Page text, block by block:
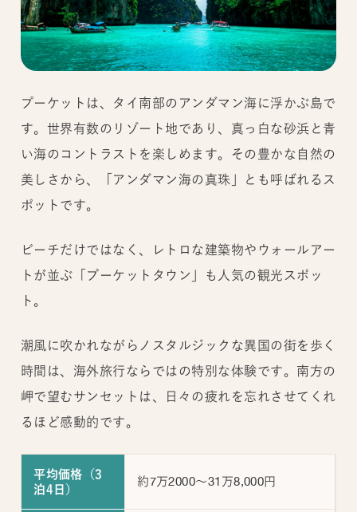
プーケットは、タイ南部のアンダマン海に浮かぶ島で
す。世界有数のリゾート地であり、真っ白な砂浜と青
い海のコントラストを楽しめます。その豊かな自然の
美しさから、「アンダマン海の真珠」とも呼ばれるス
ポットです。
ビーチだけではなく、レトロな建築物やウォールアー
トが並ぶ「プーケットタウン」も人気の観光スポッ
ト。
潮風に吹かれながらノスタルジックな異国の街を歩く
時間は、海外旅行ならではの特別な体験です。南方の
岬で望むサンセットは、日々の疲れを忘れさせてくれ
るほど感動的です。
平均価格（3
泊4日）
約7万2000～31万8,000円